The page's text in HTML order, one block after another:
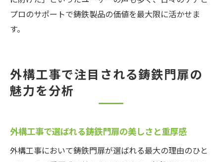
プロのサポートで鋳鉄製品の価値を最大限に活かせま
す。
外構工事で注目される鋳鉄門扉の
魅力を分析
外構工事で選ばれる鋳鉄門扉の美しさと重厚感
外構工事において鋳鉄門扉が選ばれる最大の理由のひと